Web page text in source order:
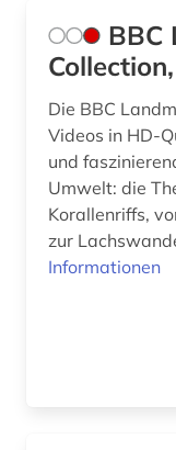
interview (1)
BBC
Die BBC
Videos in HD-
und
Umwelt: die
Korallenriffs,
zur
Informationen